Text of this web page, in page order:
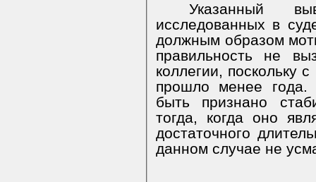
Указанный
исследованных в
должным образом
правильность не
коллегии, поскольку
прошло менее
быть признано
тогда, когда оно
достаточного
данном случае не